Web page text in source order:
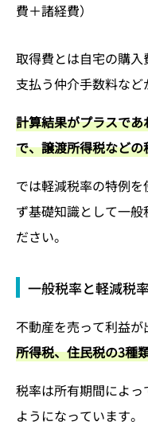
費＋諸経費）
取得費とは自宅の購
支払う仲介手数料など
計算結果がプラスで
で、譲渡所得税などの
では軽減税率の特例
ず基礎知識として一
ださい。
一般税率と軽減税
不動産を売って利益が
所得税、住民税の3種
税率は所有期間によ
ようになっています。